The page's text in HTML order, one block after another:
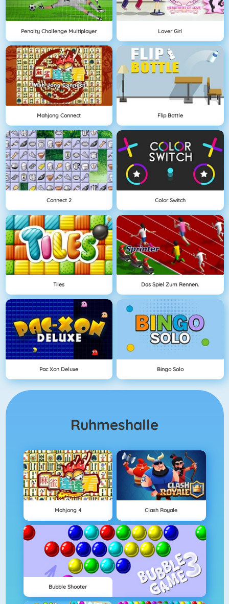
Penalty Challenge Multiplayer Lover Girl
Mahjong Connect Flip Bottle
Connect 2 Color Switch
Tiles Das Spiel Zum Rennen.
Pac Xon Deluxe Bingo Solo
Ruhmeshalle
Mahjong 4 Clash Royale
Bubble Shooter